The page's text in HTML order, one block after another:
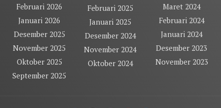
Februari 2026
Januari 2026
Desember 2025
November 2025
Oktober 2025
September 2025
Februari 2025
Januari 2025
Desember 2024
November 2024
Oktober 2024
Maret 2024
Februari 2024
Januari 2024
Desember 2023
November 2023